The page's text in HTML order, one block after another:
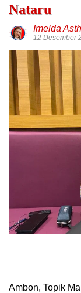
Nataru
Imelda
12 Desember
Ambon, Topik